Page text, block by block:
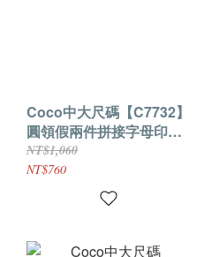
Coco中大尺碼【C7732】
圓領假兩件拼接字母印花
洋裝L-5XL
NT$1,060
NT$760